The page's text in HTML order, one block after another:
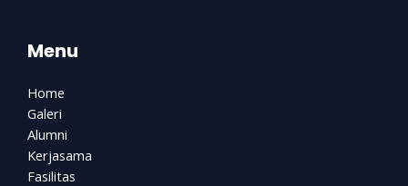
Menu
Home
Galeri
Alumni
Kerjasama
Fasilitas